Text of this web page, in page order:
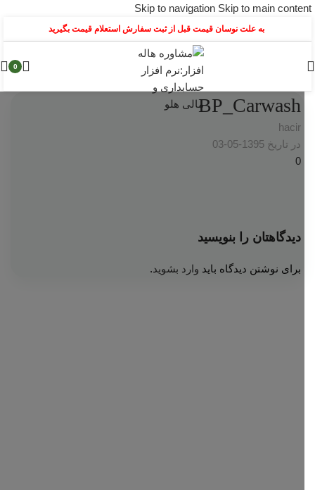
Skip to navigation Skip to main content
به علت نوسان قیمت قبل از ثبت سفارش استعلام قیمت بگیرید
0
BP_Carwash
hacir
در تاریخ 1395-05-03
0
دیدگاهتان را بنویسید
برای نوشتن دیدگاه باید وارد بشوید .